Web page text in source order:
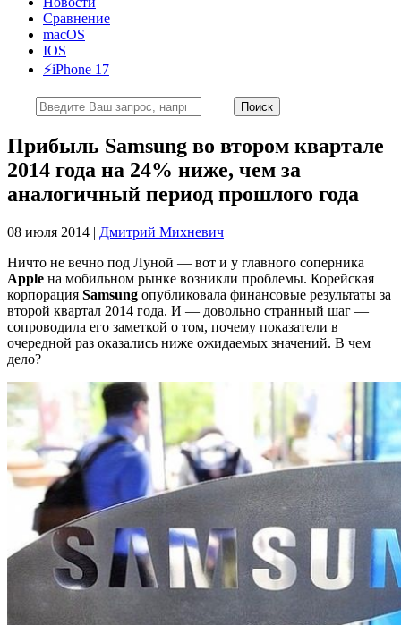
Сравнение
macOS
IOS
⚡️iPhone 17
Прибыль Samsung во втором квартале
2014 года на 24% ниже, чем за
аналогичный период прошлого года
08 июля 2014 | Дмитрий Михневич
Ничто не вечно под Луной — вот и у главного соперника
Apple на мобильном рынке возникли проблемы. Корейская
корпорация Samsung опубликовала финансовые результаты за
второй квартал 2014 года. И — довольно странный шаг —
сопроводила его заметкой о том, почему показатели в
очередной раз оказались ниже ожидаемых значений. В чем
дело?